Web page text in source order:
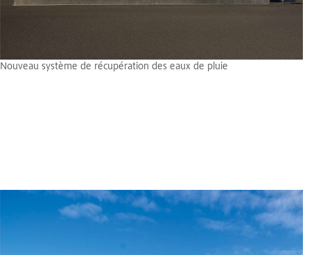
Nouveau système de récupération des eaux de pluie